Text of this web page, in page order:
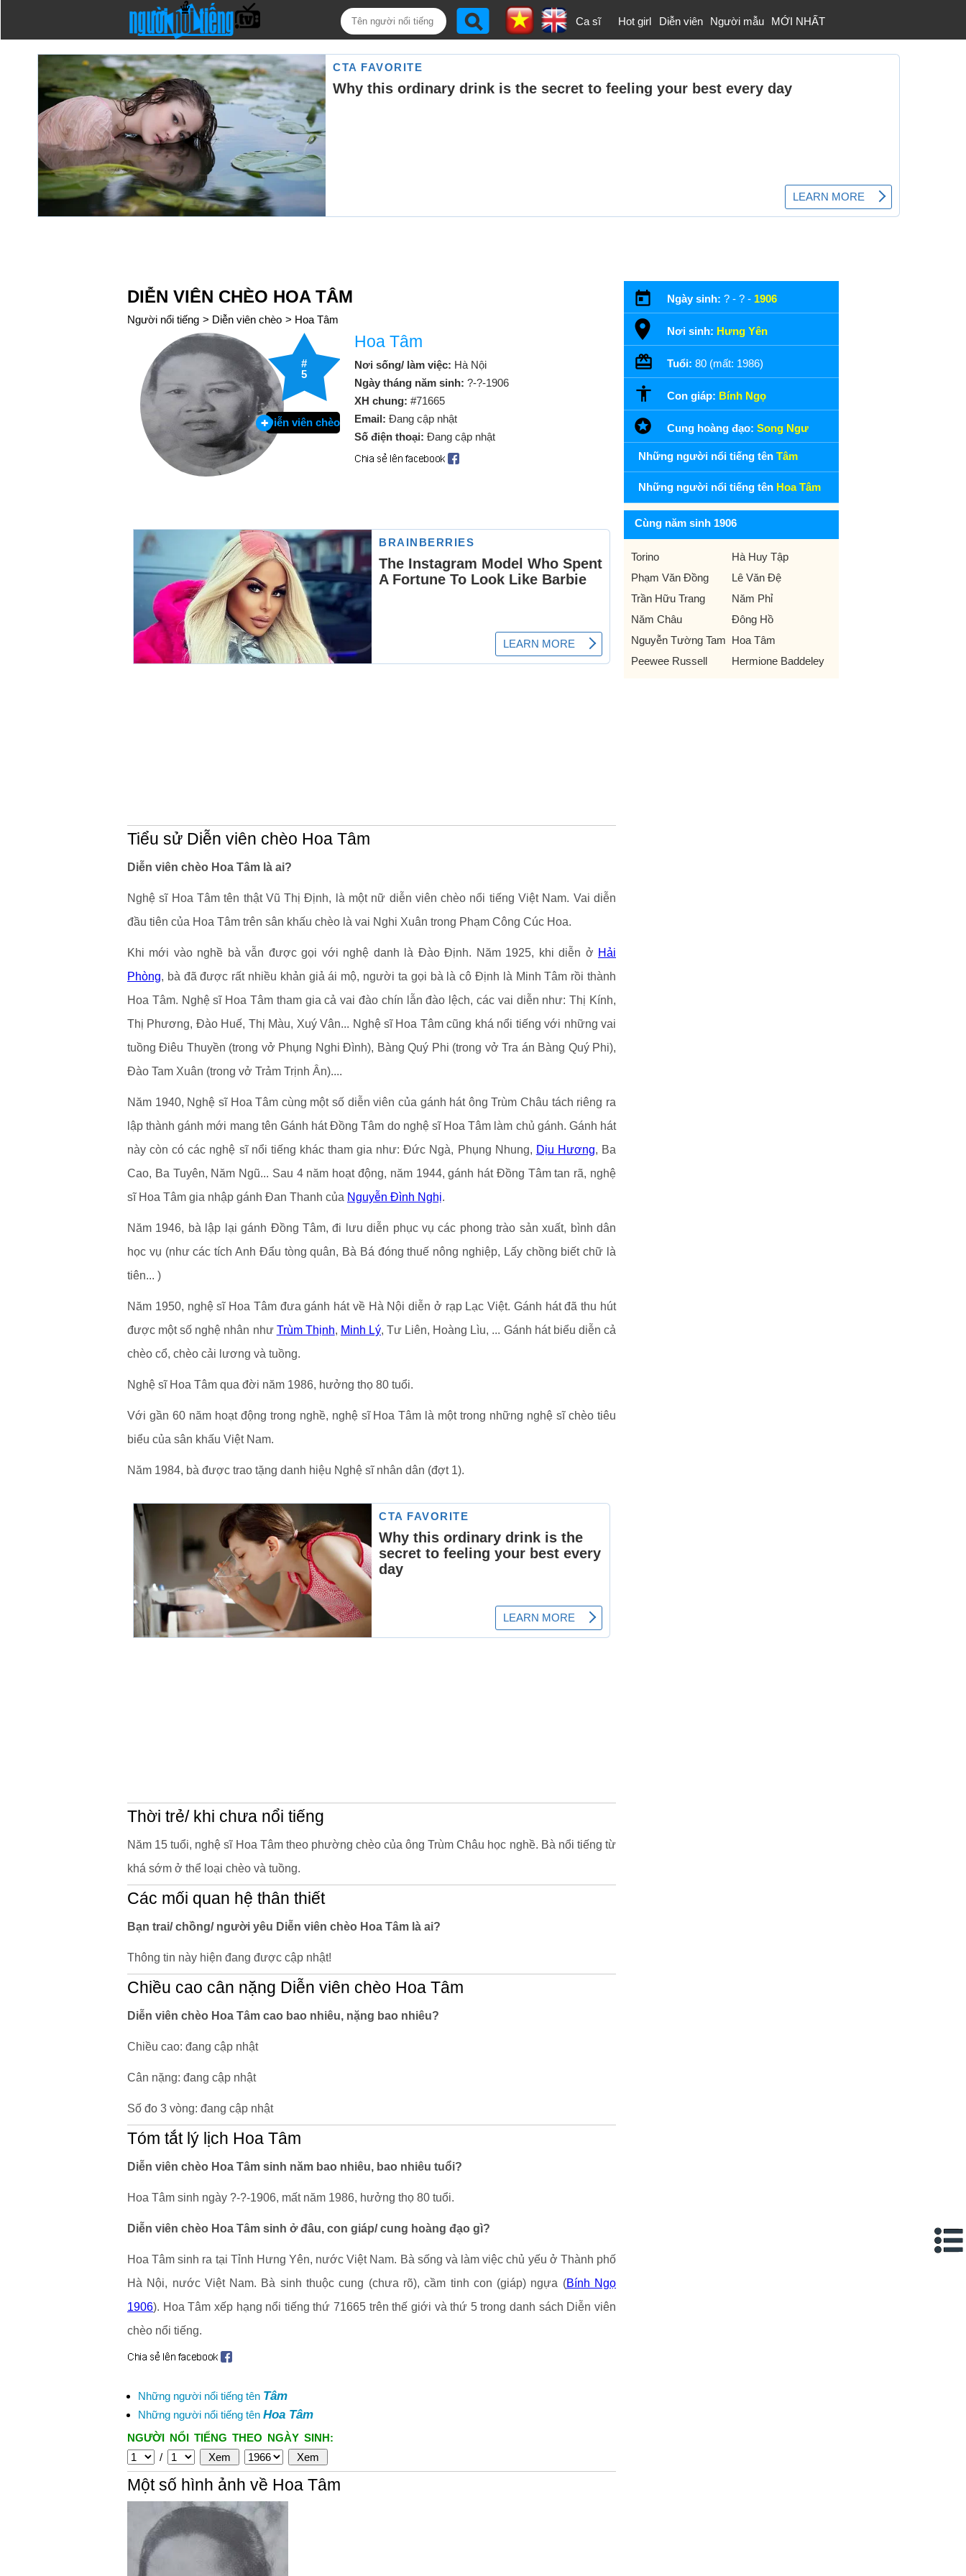
Ca sĩ Hot girl Diễn viên Người mẫu MỚI NHẤT
DIỄN VIÊN CHÈO HOA TÂM
Người nổi tiếng > Diễn viên chèo > Hoa Tâm
#
5
Diễn viên chèo
Hoa Tâm
Nơi sống/ làm việc: Hà Nội
Ngày tháng năm sinh: ?-?-1906
XH chung: #71665
Email: Đang cập nhật
Số điện thoại: Đang cập nhật
Tiểu sử Diễn viên chèo Hoa Tâm
Diễn viên chèo Hoa Tâm là ai?
Nghệ sĩ Hoa Tâm tên thật Vũ Thị Định, là một nữ diễn viên chèo nổi tiếng Việt Nam. Vai diễn
đầu tiên của Hoa Tâm trên sân khấu chèo là vai Nghi Xuân trong Phạm Công Cúc Hoa.
Khi mới vào nghề bà vẫn được gọi với nghệ danh là Đào Định. Năm 1925, khi diễn ở Hải
Phòng, bà đã được rất nhiều khản giả ái mộ, người ta gọi bà là cô Định là Minh Tâm rồi thành
Hoa Tâm. Nghệ sĩ Hoa Tâm tham gia cả vai đào chín lẫn đào lệch, các vai diễn như: Thị Kính,
Thị Phương, Đào Huế, Thị Màu, Xuý Vân... Nghệ sĩ Hoa Tâm cũng khá nổi tiếng với những vai
tuồng Điêu Thuyền (trong vở Phụng Nghi Đình), Bàng Quý Phi (trong vở Tra án Bàng Quý Phi),
Đào Tam Xuân (trong vở Trảm Trịnh Ân)....
Năm 1940, Nghệ sĩ Hoa Tâm cùng một số diễn viên của gánh hát ông Trùm Châu tách riêng ra
lập thành gánh mới mang tên Gánh hát Đồng Tâm do nghệ sĩ Hoa Tâm làm chủ gánh. Gánh hát
này còn có các nghệ sĩ nổi tiếng khác tham gia như: Đức Ngà, Phụng Nhung, Dịu Hương, Ba
Cao, Ba Tuyên, Năm Ngũ... Sau 4 năm hoạt động, năm 1944, gánh hát Đồng Tâm tan rã, nghệ
sĩ Hoa Tâm gia nhập gánh Đan Thanh của Nguyễn Đình Nghị.
Năm 1946, bà lập lại gánh Đồng Tâm, đi lưu diễn phục vụ các phong trào sản xuất, bình dân
học vụ (như các tích Anh Đẩu tòng quân, Bà Bá đóng thuế nông nghiệp, Lấy chồng biết chữ là
tiên... )
Năm 1950, nghệ sĩ Hoa Tâm đưa gánh hát về Hà Nội diễn ở rạp Lạc Việt. Gánh hát đã thu hút
được một số nghệ nhân như Trùm Thịnh, Minh Lý, Tư Liên, Hoàng Lìu, ... Gánh hát biểu diễn cả
chèo cổ, chèo cải lương và tuồng.
Nghệ sĩ Hoa Tâm qua đời năm 1986, hưởng thọ 80 tuổi.
Với gần 60 năm hoạt động trong nghề, nghệ sĩ Hoa Tâm là một trong những nghệ sĩ chèo tiêu
biểu của sân khấu Việt Nam.
Năm 1984, bà được trao tặng danh hiệu Nghệ sĩ nhân dân (đợt 1).
Thời trẻ/ khi chưa nổi tiếng
Năm 15 tuổi, nghệ sĩ Hoa Tâm theo phường chèo của ông Trùm Châu học nghề. Bà nổi tiếng từ
khá sớm ở thể loại chèo và tuồng.
Các mối quan hệ thân thiết
Bạn trai/ chồng/ người yêu Diễn viên chèo Hoa Tâm là ai?
Thông tin này hiện đang được cập nhật!
Chiều cao cân nặng Diễn viên chèo Hoa Tâm
Diễn viên chèo Hoa Tâm cao bao nhiêu, nặng bao nhiêu?
Chiều cao: đang cập nhật
Cân nặng: đang cập nhật
Số đo 3 vòng: đang cập nhật
Tóm tắt lý lịch Hoa Tâm
Diễn viên chèo Hoa Tâm sinh năm bao nhiêu, bao nhiêu tuổi?
Hoa Tâm sinh ngày ?-?-1906, mất năm 1986, hưởng thọ 80 tuổi.
Diễn viên chèo Hoa Tâm sinh ở đâu, con giáp/ cung hoàng đạo gì?
Hoa Tâm sinh ra tại Tỉnh Hưng Yên, nước Việt Nam. Bà sống và làm việc chủ yếu ở Thành phố
Hà Nội, nước Việt Nam. Bà sinh thuộc cung (chưa rõ), cầm tinh con (giáp) ngựa (Bính Ngọ
1906). Hoa Tâm xếp hạng nổi tiếng thứ 71665 trên thế giới và thứ 5 trong danh sách Diễn viên
chèo nổi tiếng.
Những người nổi tiếng tên Tâm
Những người nổi tiếng tên Hoa Tâm
NGƯỜI NỔI TIẾNG THEO NGÀY SINH:
/
Một số hình ảnh về Hoa Tâm
Ngày sinh: ? - ? - 1906
Nơi sinh: Hưng Yên
Tuổi: 80 (mất: 1986)
Con giáp: Bính Ngọ
Cung hoàng đạo: Song Ngư
Những người nổi tiếng tên Tâm
Những người nổi tiếng tên Hoa Tâm
Cùng năm sinh 1906
Torino
Hà Huy Tập
Phạm Văn Đồng
Lê Văn Đệ
Trần Hữu Trang
Năm Phỉ
Năm Châu
Đông Hồ
Nguyễn Tường Tam Hoa Tâm
Peewee Russell
Hermione Baddeley